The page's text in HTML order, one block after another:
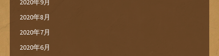
2020年9月
2020年8月
2020年7月
2020年6月